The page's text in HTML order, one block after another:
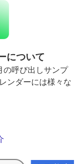
について
の呼び出しサンプ
ンダーには様々な